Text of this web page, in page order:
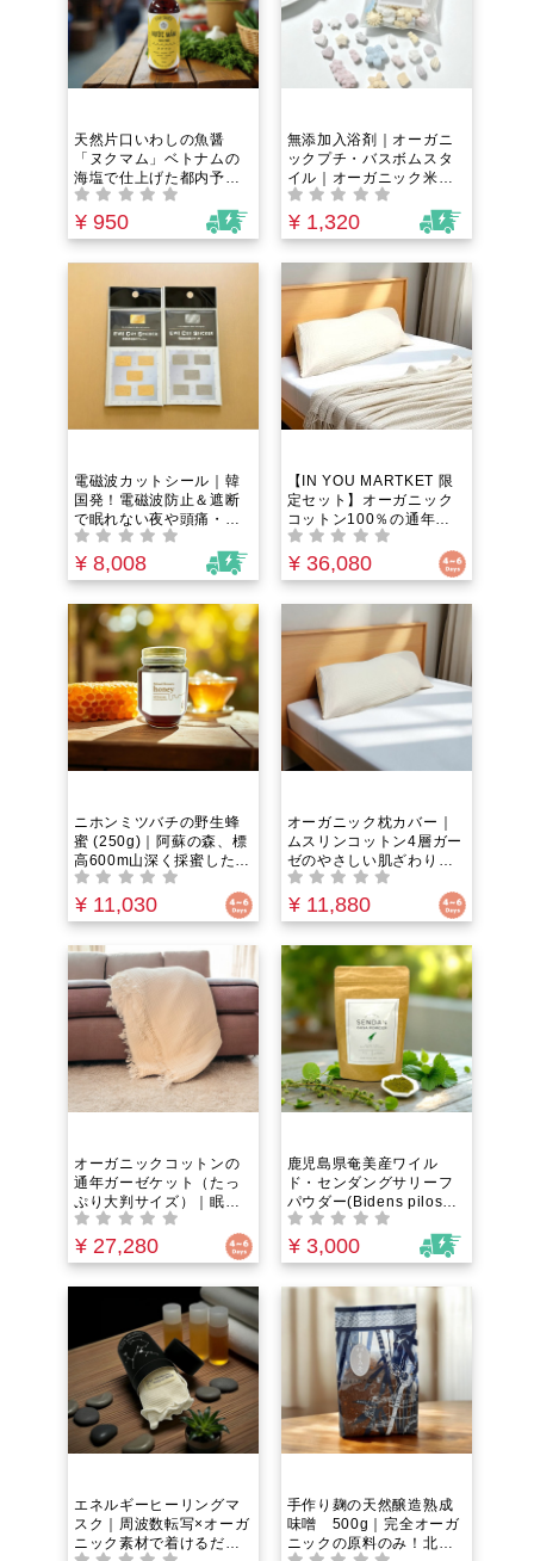
天然片口いわしの魚醤
「ヌクマム」ベトナムの
海塩で仕上げた都内予約
困難な人気レストランの
シェフプロデュース！卵
焼きから煮物まで何に使
¥ 950
無添加入浴剤｜オーガニ
ックプチ・バスボムスタ
イル｜オーガニック米籾
殻由来のシリカで温活・
美活・さらに浴槽まで綺
麗！赤ちゃんでも使える
¥ 1,320
電磁波カットシール｜韓
国発！電磁波防止＆遮断
で眠れない夜や頭痛・ビ
リビリ対策に。スマホや
PCに貼るだけの簡単ステ
ッカー（目立たなくてお
¥ 8,008
【IN YOU MARTKET 限
定セット】オーガニック
コットン100％の通年ガ
ーゼケットと枕カバーの
セット
¥ 36,080
ニホンミツバチの野生蜂
蜜 (250g)｜阿蘇の森、標
高600m山深く採蜜した希
少な百花蜜。ダニ駆除
剤・薬剤不使用の澄んだ
果実のような甘み。数量
¥ 11,030
オーガニック枕カバー｜
ムスリンコットン4層ガー
ゼのやさしい肌ざわり
が、寝汗とこもる熱をす
っと逃がし、頭皮を心地
よく解放。洗うたびにふ
気に入りの眠りのお供
に。ムレを防ぎ、さらり
となめらかな触感で、眠
りの質をやさしく底上げ
してくれるピローケー
ス。
¥ 11,880
オーガニックコットンの
通年ガーゼケット（たっ
ぷり大判サイズ）｜眠り
を誘う一枚。寝汗も熱も
すっと逃がしムレにく
い。4層の空気をまとう心
洗うほど柔らく、四季を
通して寄り添うガーゼケ
ット
¥ 27,280
鹿児島県奄美産ワイル
ド・センダングサリーフ
パウダー(Bidens pilosa)
| 60g｜完全自然農法＆手
摘み｜生命力あふれるス
ーパーフード｜腸活・
ルギー・血糖・エイジン
グが気になる全ての現代
¥ 3,000
エネルギーヒーリングマ
スク｜周波数転写×オーガ
ニック素材で着けるだけ
手作り麹の天然醸造熟成
味噌 500g｜完全オーガ
ニックの原料のみ！北海